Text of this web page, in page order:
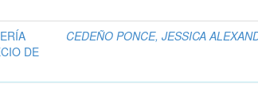
DE
CEDEÑO PONCE, JESSICA